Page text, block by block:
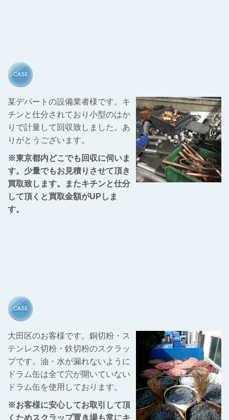
某デパートの設備業者様です。キ
チンと仕分されており小型のはか
りで計量して回収致しました。あ
りがとうございます。
※東京都内どこでも回収に伺いま
す。少量でもお見積りさせて頂き
買取致します。またキチンと仕分
して頂くと買取金額がUPしま
す。
大田区のお客様です。銅切粉・ス
テンレス切粉・鉄切粉のスクラッ
プです。油・水が漏れないように
ドラム缶は全て穴が開いていない
ドラム缶を使用しております。
※お客様に安心してお取引して頂
くためスクラップ置き場も常にキ